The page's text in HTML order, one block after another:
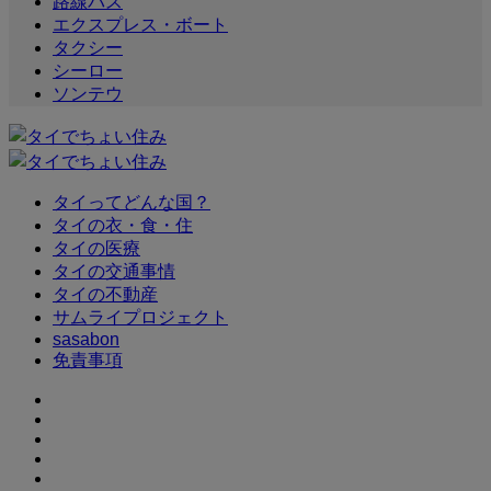
エクスプレス・ボート
タクシー
シーロー
ソンテウ
タイってどんな国？
タイの衣・食・住
タイの医療
タイの交通事情
タイの不動産
サムライプロジェクト
sasabon
免責事項